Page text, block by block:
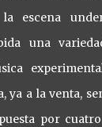
escena
una
ya a la venta,
por